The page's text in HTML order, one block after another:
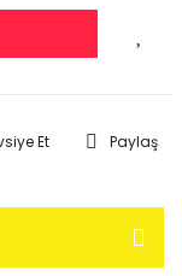
Et Paylaş